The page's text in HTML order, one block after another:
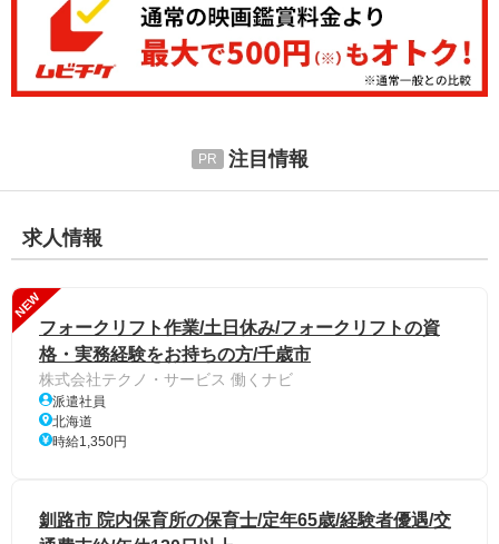
注目情報
求人情報
NEW
フォークリフト作業/土日休み/フォークリフトの資
格・実務経験をお持ちの方/千歳市
株式会社テクノ・サービス 働くナビ
派遣社員
北海道
時給1,350円
釧路市 院内保育所の保育士/定年65歳/経験者優遇/交